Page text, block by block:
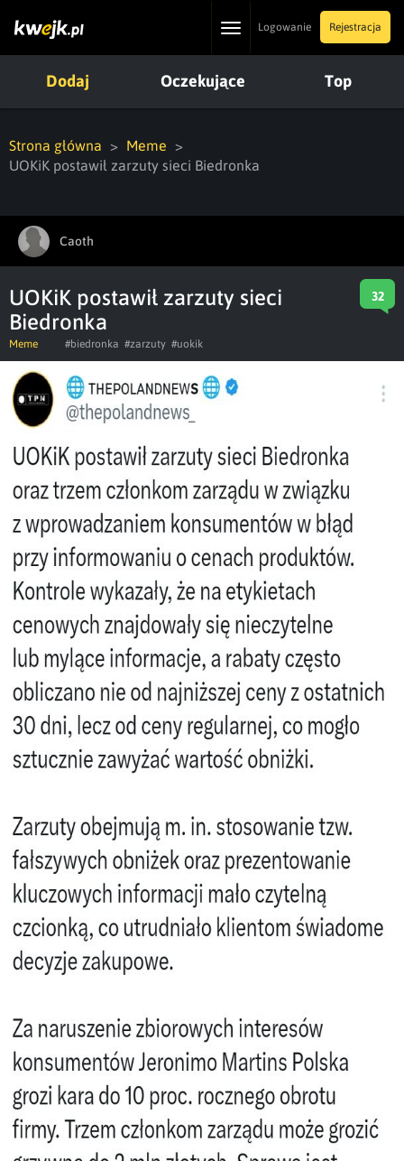
ToggleLogowanie Rejestracja
Dodaj Oczekujące Top
Strona główna
Meme
UOKiK postawił zarzuty sieci Biedronka
Caoth
UOKiK postawił zarzuty sieci
Biedronka
32
Meme #biedronka #zarzuty #uokik